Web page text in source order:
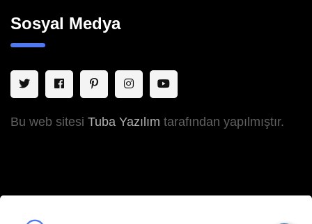
Sosyal Medya
Bu web sitesi Tuba Yazılım tarafından yapılmıştır.